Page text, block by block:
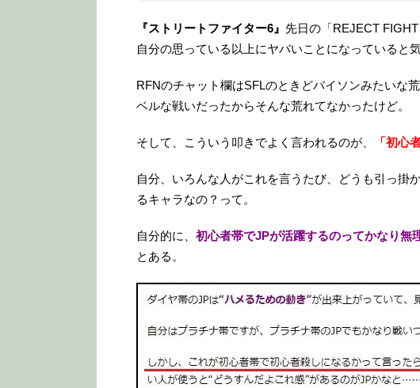
『ストリートファイター6』 先日の「REJECT
自分の思っている以上にヤバいことになっていると気
RFNのチャット欄はSFLのときどバイソンみたいな
ベルな戦いだったからそんな荒れてなかったけど。
そして、こういう叩きでよく言われるのが、 「初心
自分、いろんな人がこれを言うたび、どうも引っ掛
るキャラなの？って。
自分的に、 初心者帯でJPが活躍するのってかなり無
とある。